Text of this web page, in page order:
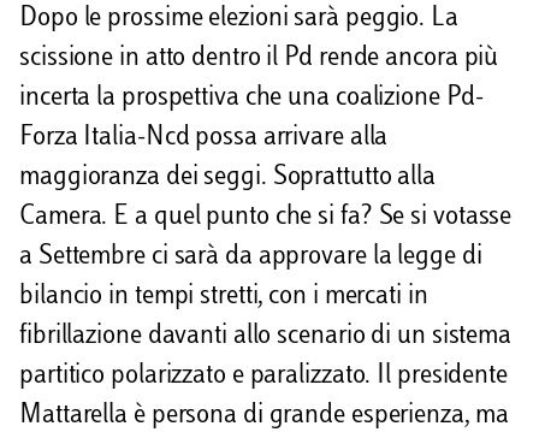
Dopo le prossime elezioni sarà peggio. La
scissione in atto dentro il Pd rende ancora più
incerta la prospettiva che una coalizione Pd-
Forza Italia-Ncd possa arrivare alla
maggioranza dei seggi. Soprattutto alla
Camera. E a quel punto che si fa? Se si votasse
a Settembre ci sarà da approvare la legge di
bilancio in tempi stretti, con i mercati in
fibrillazione davanti allo scenario di un sistema
partitico polarizzato e paralizzato. Il presidente
Mattarella è persona di grande esperienza, ma